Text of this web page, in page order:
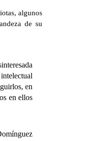
algunos
de su
en
en ellos